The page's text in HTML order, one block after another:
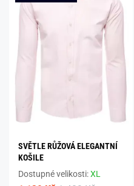
SVĚTLE RŮŽOVÁ ELEGANTNÍ
KOŠILE
Dostupné velikosti:XL